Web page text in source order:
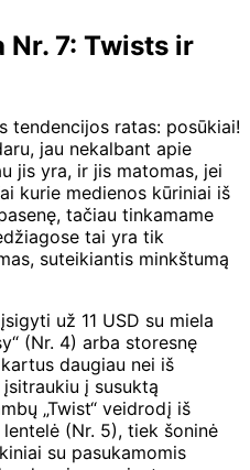
Nr. 7: Twists ir
tendencijos ratas: posūkiai!
jau nekalbant apie
jis yra, ir jis matomas, jei
kurie medienos kūriniai iš
tačiau tinkamame
tai yra tik
suteikiantis minkštumą
už 11 USD su miela
(Nr. 4) arba storesnę
daugiau nei iš
įsitraukiu į susuktą
„Twist“ veidrodį iš
(Nr. 5), tiek šoninė
su pasukamomis